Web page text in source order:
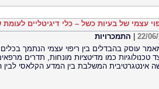
עצמי של בעיות כשל – כלי דיגיטליים לעומת
22/
התמכרויות
עוסק בהבדלים בין ריפוי עצמי הנתמך בכלים
טכנולוגיות כמו מדיטציות מונחות, תדרים
אינטגרטיבית המשלבת בין המדע הקלאסי לבין